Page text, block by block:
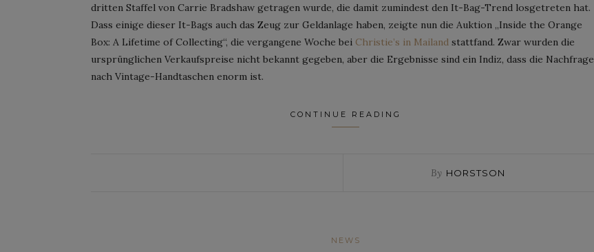
dritten Staffel von Carrie Bradshaw getragen wurde, die damit zumindest den It-Bag-Trend losgetreten hat.
Dass einige dieser It-Bags auch das Zeug zur Geldanlage haben, zeigte nun die Auktion „Inside the Orange
Box: A Lifetime of Collecting“, die vergangene Woche bei Christie’s in Mailand stattfand. Zwar wurden die
ursprünglichen Verkaufspreise nicht bekannt gegeben, aber die Ergebnisse sind ein Indiz, dass die Nachfrage
nach Vintage-Handtaschen enorm ist.
CONTINUE READING
By HORSTSON
NEWS